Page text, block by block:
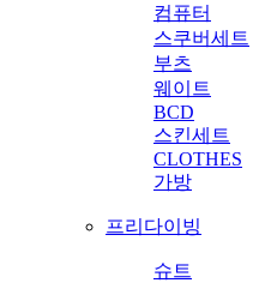
컴퓨터
스쿠버세트
부츠
웨이트
BCD
스킨세트
CLOTHES
가방
프리다이빙
슈트